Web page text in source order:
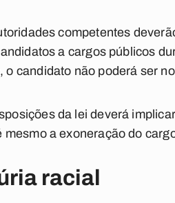
competentes
a cargos públicos
o candidato não poderá ser
da lei deverá
a exoneração do
racial